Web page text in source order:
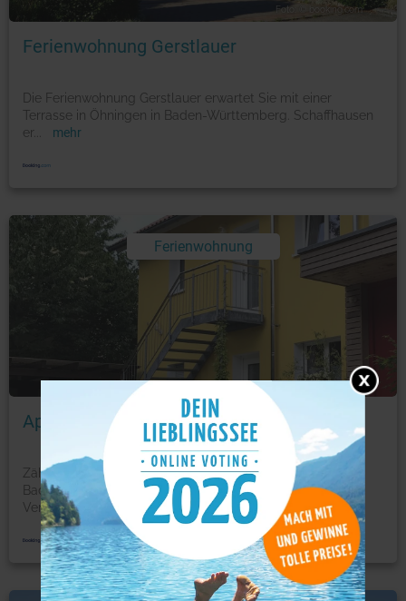
Foto: © booking.com
Ferienwohnung Gerstlauer
Die Ferienwohnung Gerstlauer erwartet Sie mit einer
Terrasse in Öhningen in Baden-Württemberg. Schaffhausen
er
mehr
Ferienwohnung
Foto: © booking.com
Apartement Veronika
Zählt zu den Bestsellern in Überlingen In Überlingen in
Baden-Württemberg begrüßt Sie das Apartement
Veronika... mehr